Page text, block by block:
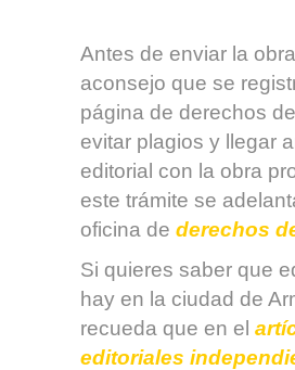
Antes de enviar la
aconsejo que se
página de derechos
evitar plagios y llegar
editorial con la obra
este trámite se
oficina de derechos
Si quieres saber que
hay en la ciudad de
recueda que en el
editoriales